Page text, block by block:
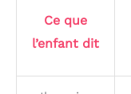
Ce que
l’enfant dit